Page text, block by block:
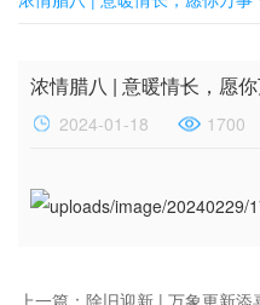
浓情腊八 | 意暖情长，愿你
2024-01-18 1700
上一篇：除旧迎新 | 万象更新